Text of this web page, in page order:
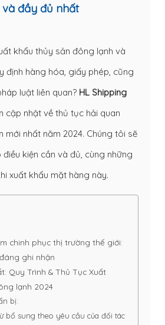
và đầy đủ nhất
khẩu thủy sản đông lạnh và
định hàng hóa, giấy phép, cũng
luật liên quan? HL Shipping
cập nhật về thủ tục hải quan
mới nhất năm 2024. Chúng tôi sẽ
kiện cần và đủ, cùng những
xuất khẩu mặt hàng này.
chinh phục thị trường thế giới:
ghi nhận
Quy Trình & Thủ Tục Xuất
lạnh 2024
bị:
bổ sung theo yêu cầu của đối tác